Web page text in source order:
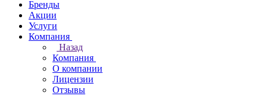
Бренды
Акции
Услуги
Компания
Назад
Компания
О компании
Лицензии
Отзывы